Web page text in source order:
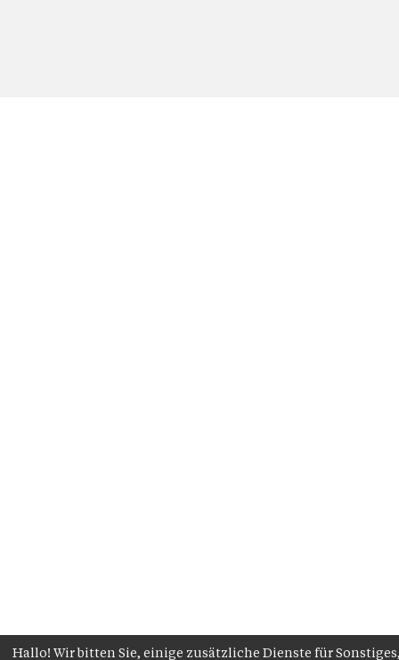
Hallo! Wir bitten Sie, einige zusätzliche Dienste für